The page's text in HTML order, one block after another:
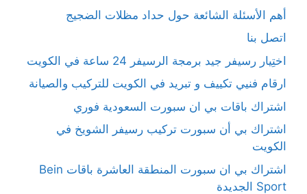
أهم الأسئلة الشائعة حول حداد مظلات الضجيج
اتصل بنا
اختِيار رسيفر جيد برمجة الرسيفر 24 ساعة في الكويت
ارقام فنيي تكييف و تبريد في الكويت للتركيب والصيانة
اشتراك باقات بي ان سبورت السعودية فوري
اشتراك بي أن سبورت تركيب رسيفر الشويخ في
الكويت
اشتراك بي ان سبورت المنطقة العاشرة باقات Bein
Sport الجديدة